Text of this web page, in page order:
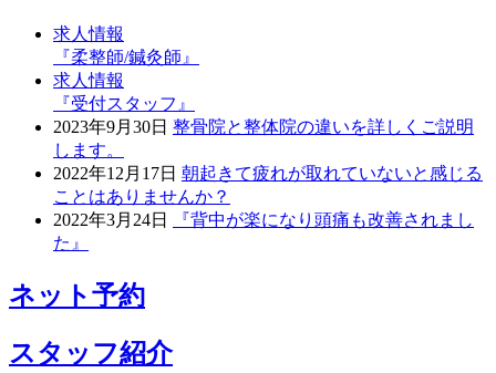
求人情報
『柔整師/鍼灸師』
求人情報
『受付スタッフ』
2023年9月30日 整骨院と整体院の違いを詳しくご説明
します。
2022年12月17日 朝起きて疲れが取れていないと感じる
ことはありませんか？
2022年3月24日
『背中が楽になり頭痛も改善されまし
た』
ネット予約
スタッフ紹介